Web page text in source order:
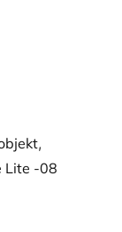
,
Lite -08